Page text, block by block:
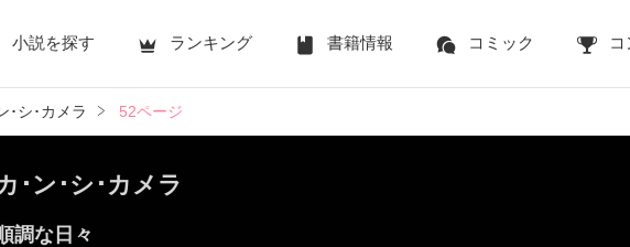
小説を探す ランキング 書籍情報 コミック コ
･シ･カメラ 52ページ
･ン･シ･カメラ
調な日々